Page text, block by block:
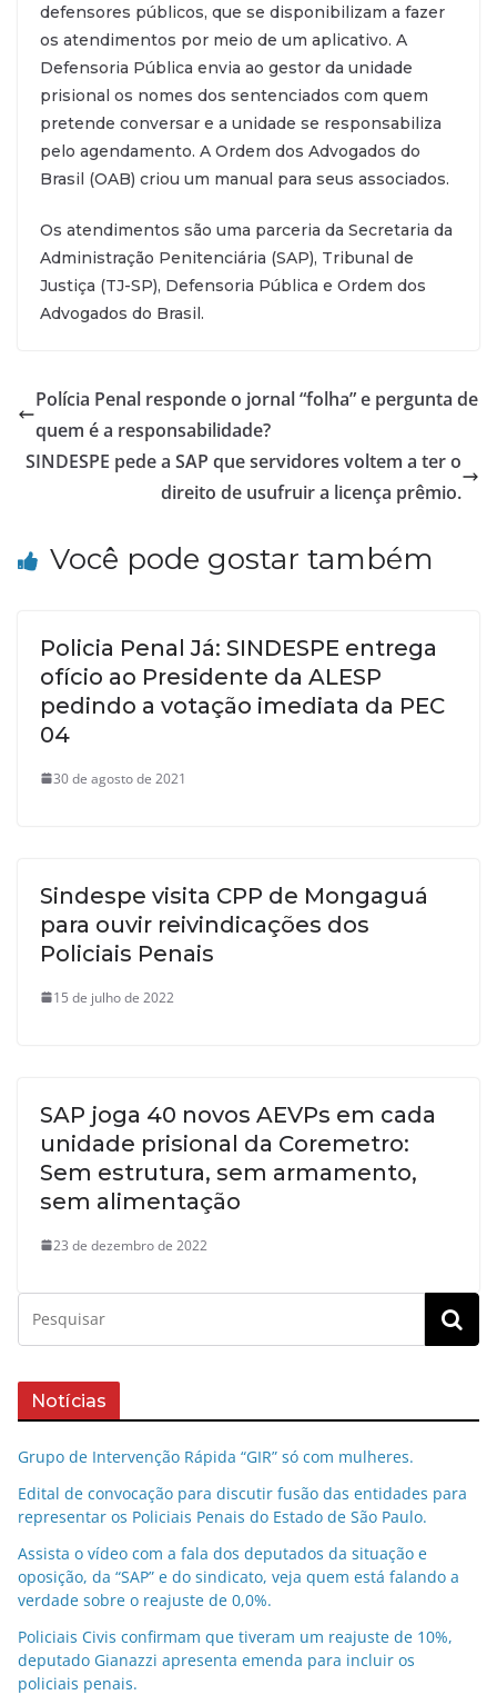
defensores públicos, que se disponibilizam a fazer
os atendimentos por meio de um aplicativo. A
Defensoria Pública envia ao gestor da unidade
prisional os nomes dos sentenciados com quem
pretende conversar e a unidade se responsabiliza
pelo agendamento. A Ordem dos Advogados do
Brasil (OAB) criou um manual para seus associados.
Os atendimentos são uma parceria da Secretaria da
Administração Penitenciária (SAP), Tribunal de
Justiça (TJ-SP), Defensoria Pública e Ordem dos
Advogados do Brasil.
Polícia Penal responde o jornal “folha” e pergunta de
quem é a responsabilidade?
SINDESPE pede a SAP que servidores voltem a ter o
direito de usufruir a licença prêmio.
Você pode gostar também
Policia Penal Já: SINDESPE entrega
ofício ao Presidente da ALESP
pedindo a votação imediata da PEC
04
30 de agosto de 2021
Sindespe visita CPP de Mongaguá
para ouvir reivindicações dos
Policiais Penais
15 de julho de 2022
SAP joga 40 novos AEVPs em cada
unidade prisional da Coremetro:
Sem estrutura, sem armamento,
sem alimentação
23 de dezembro de 2022
Notícias
Grupo de Intervenção Rápida “GIR” só com mulheres.
Edital de convocação para discutir fusão das entidades para
representar os Policiais Penais do Estado de São Paulo.
Assista o vídeo com a fala dos deputados da situação e
oposição, da “SAP” e do sindicato, veja quem está falando a
verdade sobre o reajuste de 0,0%.
Policiais Civis confirmam que tiveram um reajuste de 10%,
deputado Gianazzi apresenta emenda para incluir os
policiais penais.